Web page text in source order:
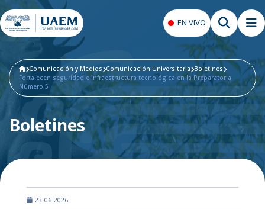
EN VIVO
Comunicación y Medios Comunicación Universitaria Boletines
Fortalecen seguridad e infraestructura tecnológica en la Preparatoria
Número 5
Boletines
23-06-2026